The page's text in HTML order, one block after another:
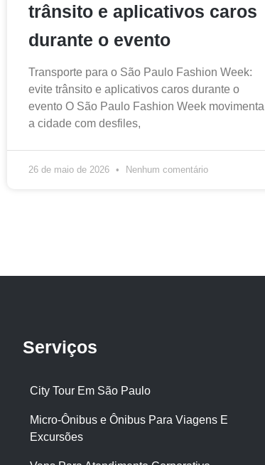
trânsito e aplicativos caros
durante o evento
Transporte para o São Paulo Fashion Week:
evite trânsito e aplicativos caros durante o
evento O São Paulo Fashion Week movimenta
a cidade com desfiles,
26 de maio de 2026 Nenhum comentário
Serviços
City Tour Em São Paulo
Micro-Ônibus e Ônibus Para Viagens E
Excursões